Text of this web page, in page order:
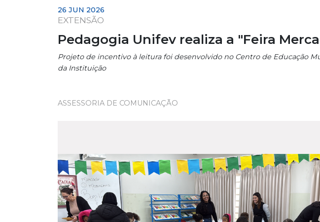
26 JUN 2026
EXTENSÃO
Pedagogia Unifev realiza a "Feira
Projeto de incentivo à leitura foi desenvolvido no Centro de Educação
da Instituição
ASSESSORIA DE COMUNICAÇÃO